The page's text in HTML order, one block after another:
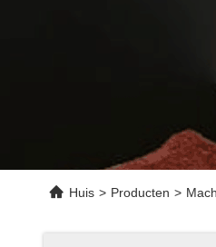
Huis > Producten >